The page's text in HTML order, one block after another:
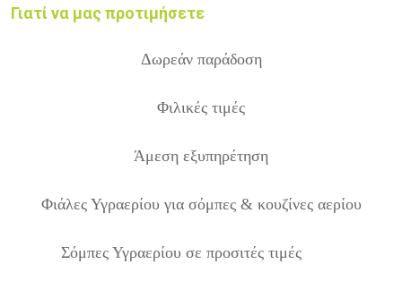
Γιατί να μας προτιμήσετε
Δωρεάν παράδοση
Φιλικές τιμές
Άμεση εξυπηρέτηση
Φιάλες Υγραερίου για σόμπες & κουζίνες αερίου
Σόμπες Υγραερίου σε προσιτές τιμές